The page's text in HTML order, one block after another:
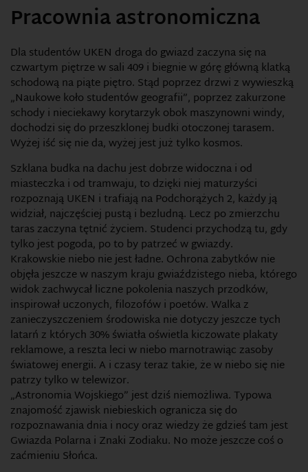
Pracownia astronomiczna
Dla studentów UKEN droga do gwiazd zaczyna się na
czwartym piętrze w sali 409 i biegnie w górę główną klatką
schodową na piąte piętro. Stąd poprzez drzwi z wywieszką
„Naukowe koło studentów geografii”, poprzez zakurzone
schody i nieciekawy korytarzyk obok maszynowni windy,
dochodzi się do przeszklonej budki otoczonej tarasem.
Wyżej iść się nie da, wyżej jest już tylko kosmos.
Szklana budka na dachu jest dobrze widoczna i od
miasteczka i od tramwaju, to dzięki niej maturzyści
rozpoznają UKEN i trafiają na Podchorążych 2, każdy ją
widział, najczęściej pustą i bezludną. Lecz po zmierzchu
taras zaczyna tętnić życiem. Studenci przychodzą tu, gdy
tylko jest pogoda, po to by patrzeć w gwiazdy.
Krakowskie niebo nie jest ładne. Ochrona zabytków nie
objęła jeszcze w naszym kraju gwiaździstego nieba, którego
widok zachwycał liczne pokolenia naszych przodków,
inspirował uczonych, filozofów i poetów. Walka z
zanieczyszczeniem środowiska nie dotyczy jeszcze tych
latarń z których 30% światła oświetla kiczowate plakaty
reklamowe, a reszta leci w niebo marnotrawiąc zasoby
światowej energii. A i czasy teraz takie, że w niebo się nie
patrzy tylko w telewizor.
„Astronomia Wojskiego” jest dziś niemożliwa. Typowa
znajomość zjawisk niebieskich ogranicza się do
rozpoznawania dnia i nocy oraz wiedzy że gdzieś tam jest
Gwiazda Polarna i Znaki Zodiaku. No może jeszcze coś o
zaćmieniu Słońca.